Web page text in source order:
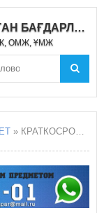
САБАҚ ЖОСПАРЛАР, ЖАҢАРТЫЛҒАН БАҒДАРЛАМА 2019-2020
ОМЖ, ҰМЖ
» КРАТКОСРОЧНОЕ И СРЕДНЕСРОЧНОЕ ПЛАНИРОВАНИЕ ПО ГЕОГРАФИИ ДЛЯ 5,6,7,8,9,10,11 КЛАССОВ